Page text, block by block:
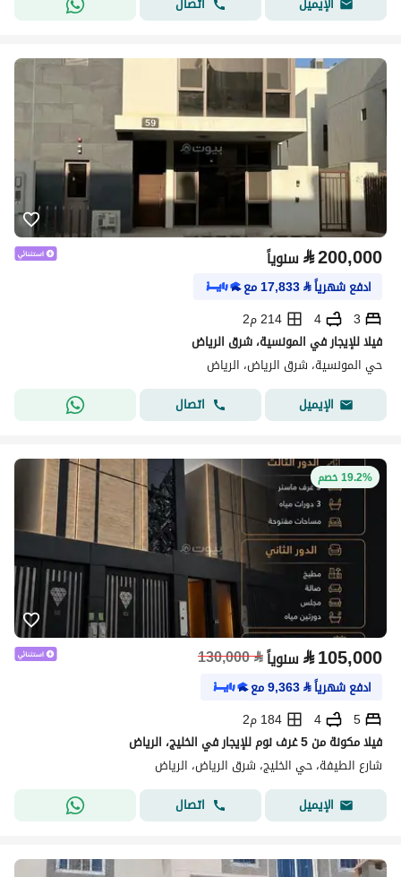
⃁200,000 سنوياً
ادفع شهرياً⃁
17,833مع
3
4
214 م2
فيلا للإيجار في المونسية، شرق الرياض
حي المونسية، شرق الرياض، الرياض
الإيميل
اتصال
19.2% خصم
⃁105,000 سنوياً⃁
130,000
ادفع شهرياً⃁
9,363مع
5
4
184 م2
فيلا مكونة من 5 غرف نوم للإيجار في الخليج، الرياض
شارع الطيفة، حي الخليج، شرق الرياض، الرياض
الإيميل
اتصال